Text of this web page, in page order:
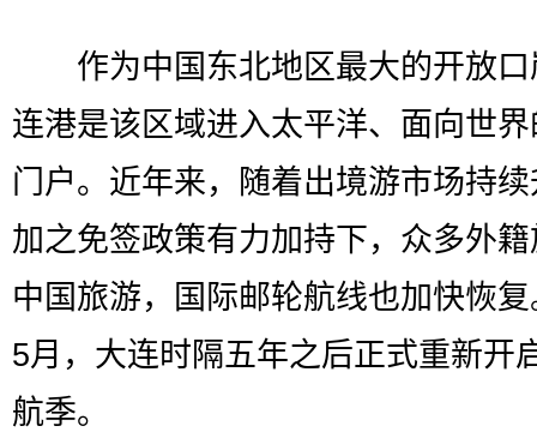
作为中国东北地区最大的开放口
连港是该区域进入太平洋、面向世
门户。近年来，随着出境游市场持
加之免签政策有力加持下，众多外
中国旅游，国际邮轮航线也加快恢
5月，大连时隔五年之后正式重新开
航季。